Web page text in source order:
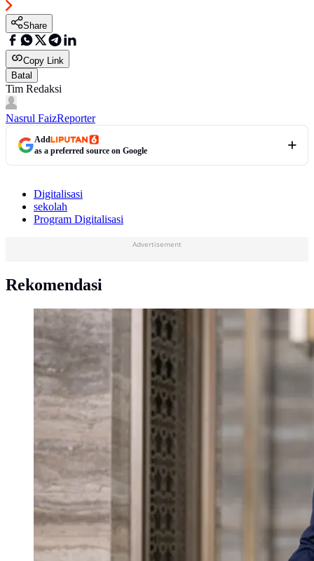
Share
Copy Link
Batal
Tim Redaksi
Nasrul FaizReporter
Add
as a preferred source on Google
Digitalisasi
sekolah
Program Digitalisasi
Advertisement
Rekomendasi